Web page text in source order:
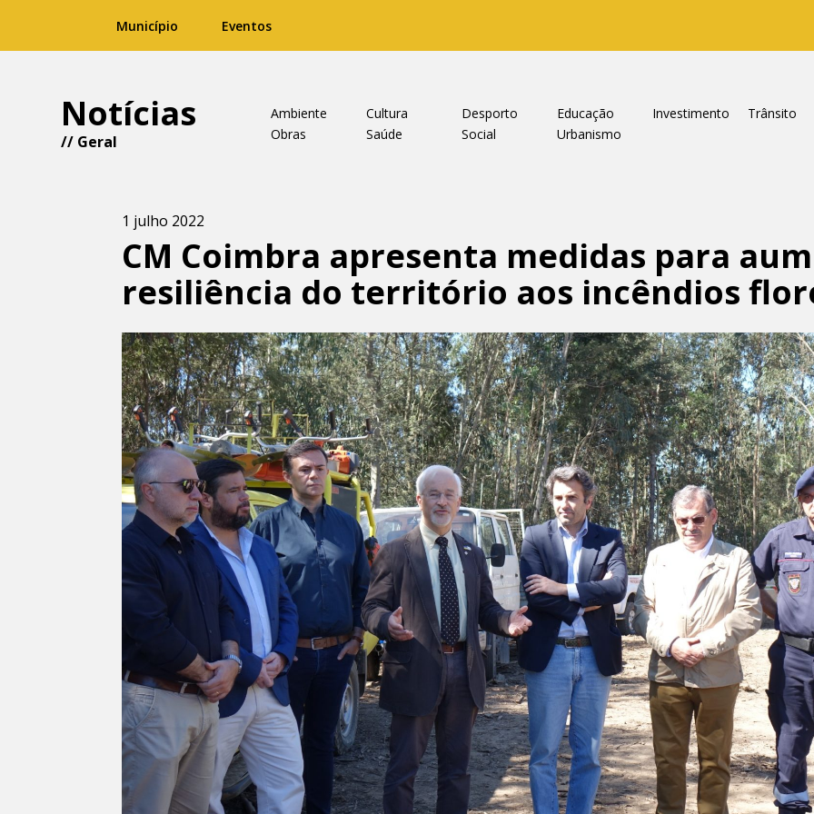
Município Eventos
Notícias
// Geral
Ambiente Cultura Desporto Educação Investimento
Trânsito
Obras
Saúde Social Urbanismo
1 julho 2022
CM Coimbra apresenta medidas para
resiliência do território aos incêndios